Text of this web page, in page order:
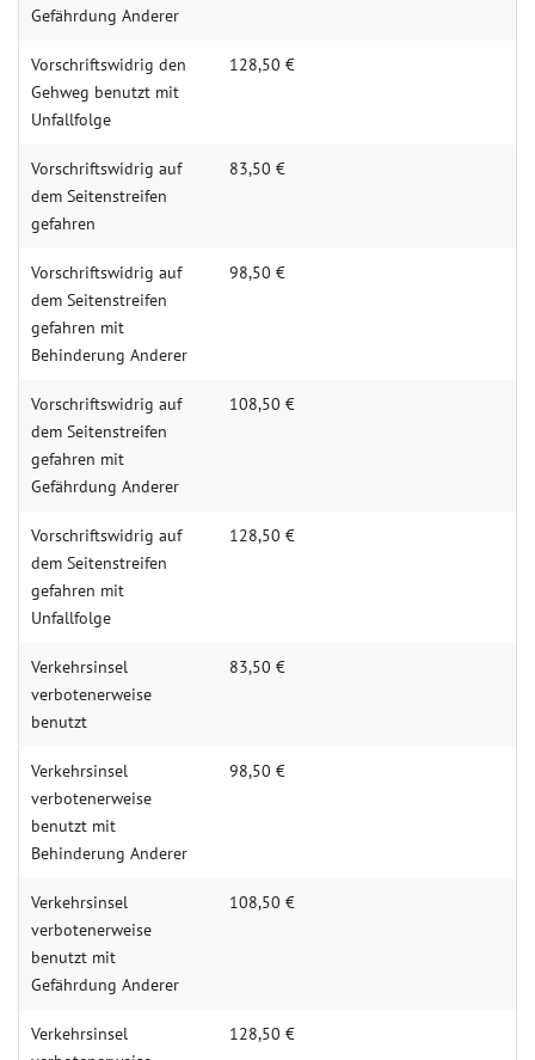
Gefährdung Anderer
Vorschriftswidrig den
Gehweg benutzt mit
Unfallfolge
128,50 €
Vorschriftswidrig auf
dem Seitenstreifen
gefahren
83,50 €
Vorschriftswidrig auf
dem Seitenstreifen
gefahren mit
Behinderung Anderer
98,50 €
Vorschriftswidrig auf
dem Seitenstreifen
gefahren mit
Gefährdung Anderer
108,50 €
Vorschriftswidrig auf
dem Seitenstreifen
gefahren mit
Unfallfolge
128,50 €
Verkehrsinsel
verbotenerweise
benutzt
83,50 €
Verkehrsinsel
verbotenerweise
benutzt mit
Behinderung Anderer
98,50 €
Verkehrsinsel
verbotenerweise
benutzt mit
Gefährdung Anderer
108,50 €
Verkehrsinsel
128,50 €